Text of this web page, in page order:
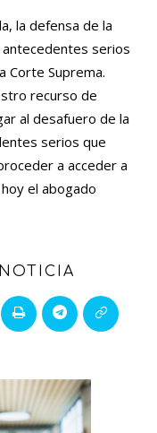
la defensa de la
serios
Corte Suprema.
recurso de
al desafuero de la
serios que
a acceder a
el abogado